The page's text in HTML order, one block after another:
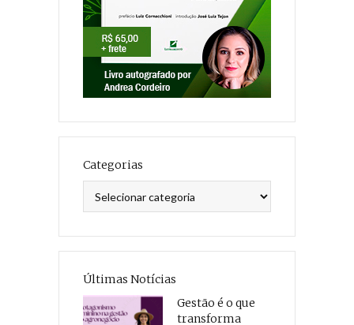
Categorias
Últimas Notícias
Gestão é o que
transforma